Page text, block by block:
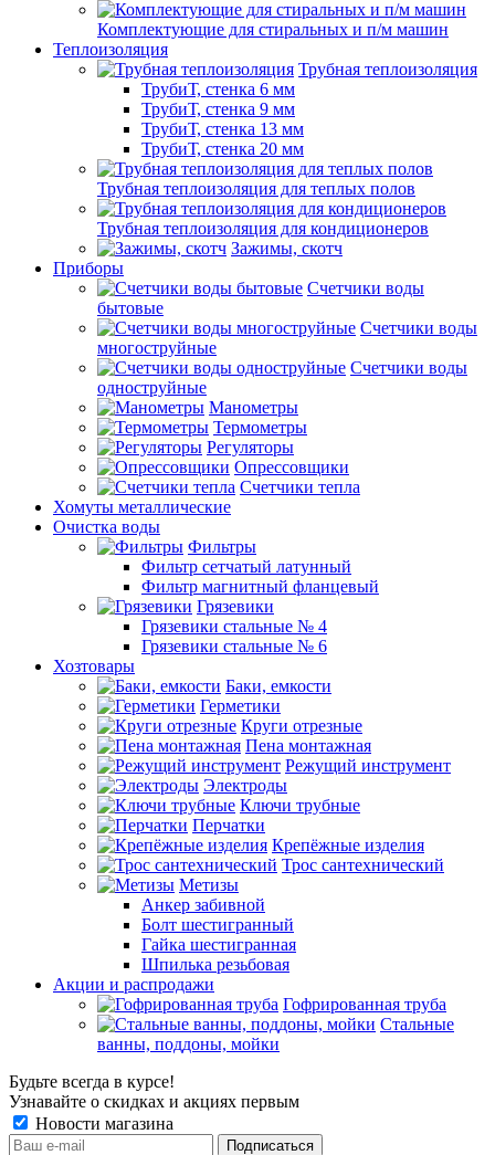
Комплектующие для стиральных и п/м машин
Теплоизоляция
Трубная теплоизоляция
ТрубиТ, стенка 6 мм
ТрубиТ, стенка 9 мм
ТрубиТ, стенка 13 мм
ТрубиТ, стенка 20 мм
Трубная теплоизоляция для теплых полов
Трубная теплоизоляция для кондиционеров
Зажимы, скотч
Приборы
Счетчики воды
бытовые
Счетчики воды
многоструйные
Счетчики воды
одноструйные
Манометры
Термометры
Регуляторы
Опрессовщики
Счетчики тепла
Хомуты металлические
Очистка воды
Фильтры
Фильтр сетчатый латунный
Фильтр магнитный фланцевый
Грязевики
Грязевики стальные № 4
Грязевики стальные № 6
Хозтовары
Баки, емкости
Герметики
Круги отрезные
Пена монтажная
Режущий инструмент
Электроды
Ключи трубные
Перчатки
Крепёжные изделия
Трос сантехнический
Метизы
Анкер забивной
Болт шестигранный
Гайка шестигранная
Шпилька резьбовая
Акции и распродажи
Гофрированная труба
Стальные
ванны, поддоны, мойки
Будьте всегда в курсе!
Узнавайте о скидках и акциях первым
Новости магазина